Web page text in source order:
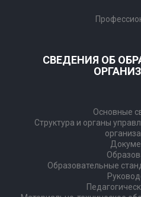
СВЕДЕНИЯ ОБ
Основные
Структура и органы
Образовательные